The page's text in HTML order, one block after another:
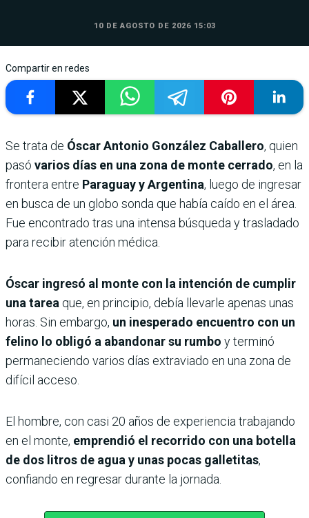
10 DE AGOSTO DE 2026 15:03
Compartir en redes
Se trata de Óscar Antonio González Caballero, quien
pasó varios días en una zona de monte cerrado, en la
frontera entre Paraguay y Argentina, luego de ingresar
en busca de un globo sonda que había caído en el área.
Fue encontrado tras una intensa búsqueda y trasladado
para recibir atención médica.
Óscar ingresó al monte con la intención de cumplir
una tarea que, en principio, debía llevarle apenas unas
horas. Sin embargo, un inesperado encuentro con un
felino lo obligó a abandonar su rumbo y terminó
permaneciendo varios días extraviado en una zona de
difícil acceso.
El hombre, con casi 20 años de experiencia trabajando
en el monte, emprendió el recorrido con una botella
de dos litros de agua y unas pocas galletitas,
confiando en regresar durante la jornada.